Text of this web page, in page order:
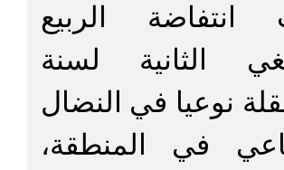
انتفاضة الربيع
الثانية لسنة
نقلة نوعيا في النضال
في المنطقة،